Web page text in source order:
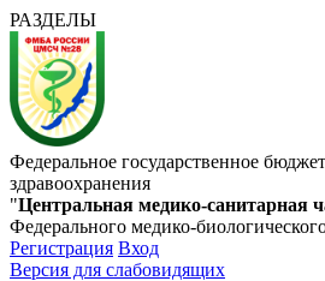
РАЗДЕЛЫ
Федеральное государственное
здравоохранения
"Центральная медико-санитарная
Федерального медико-
Регистрация Вход
Версия для слабовидящих